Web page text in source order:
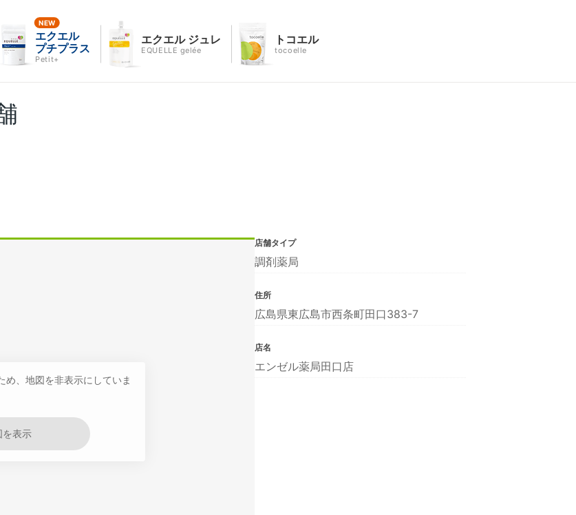
エクエル
プチプラス
Petit+
エクエル ジュレ
EQUELLE gelée
トコエル
tocoelle
め、地図を非表示にしていま
を表示
店舗タイプ
調剤薬局
住所
広島県東広島市西条町田口383-7
店名
エンゼル薬局田口店